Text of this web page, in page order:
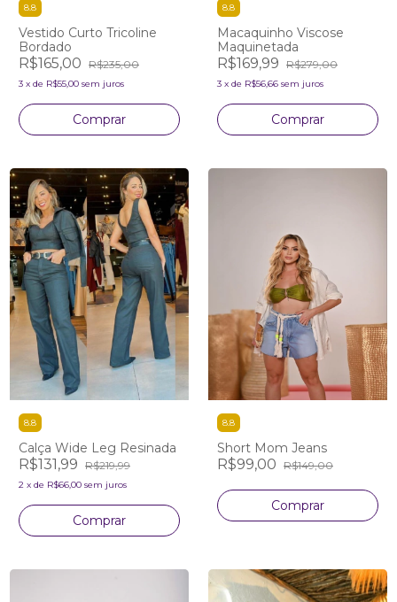
8.8
Vestido Curto Tricoline
Bordado
R$165,00 R$235,00
3 x de R$55,00 sem juros
Comprar
8.8
Macaquinho Viscose
Maquinetada
R$169,99 R$279,00
3 x de R$56,66 sem juros
Comprar
8.8
Calça Wide Leg Resinada
R$131,99 R$219,99
2 x de R$66,00 sem juros
Comprar
8.8
Short Mom Jeans
R$99,00 R$149,00
Comprar